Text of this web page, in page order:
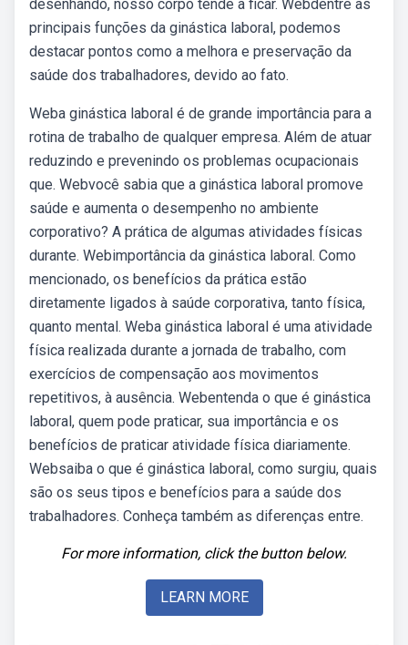
desenhando, nosso corpo tende a ficar. Webdentre as
principais funções da ginástica laboral, podemos
destacar pontos como a melhora e preservação da
saúde dos trabalhadores, devido ao fato.
Weba ginástica laboral é de grande importância para a
rotina de trabalho de qualquer empresa. Além de atuar
reduzindo e prevenindo os problemas ocupacionais
que. Webvocê sabia que a ginástica laboral promove
saúde e aumenta o desempenho no ambiente
corporativo? A prática de algumas atividades físicas
durante. Webimportância da ginástica laboral. Como
mencionado, os benefícios da prática estão
diretamente ligados à saúde corporativa, tanto física,
quanto mental. Weba ginástica laboral é uma atividade
física realizada durante a jornada de trabalho, com
exercícios de compensação aos movimentos
repetitivos, à ausência. Webentenda o que é ginástica
laboral, quem pode praticar, sua importância e os
benefícios de praticar atividade física diariamente.
Websaiba o que é ginástica laboral, como surgiu, quais
são os seus tipos e benefícios para a saúde dos
trabalhadores. Conheça também as diferenças entre.
For more information, click the button below.
LEARN MORE